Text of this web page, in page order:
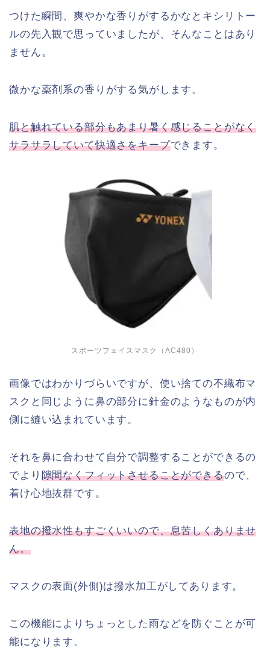
つけた瞬間、爽やかな香りがするかなとキシリトー
ルの先入観で思っていましたが、そんなことはあり
ません。
微かな薬剤系の香りがする気がします。
肌と触れている部分もあまり暑く感じることがなく
サラサラしていて快適さをキープできます。
スポーツフェイスマスク（AC480）
画像ではわかりづらいですが、使い捨ての不織布マ
スクと同じように鼻の部分に針金のようなものが内
側に縫い込まれています。
それを鼻に合わせて自分で調整することができるの
でより 隙間なくフィットさせることができるので、
着け心地抜群です。
表地の撥水性もすごくいいので、息苦しくありませ
ん。
マスクの表面(外側)は撥水加工がしてあります。
この機能によりちょっとした雨などを防ぐことが可
能になります。